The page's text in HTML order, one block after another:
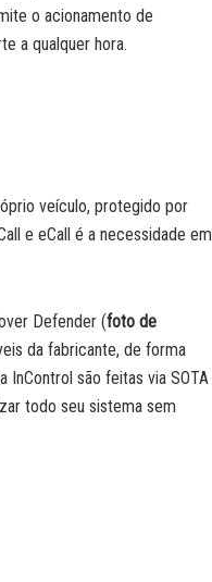
o acionamento de
a qualquer hora.
veículo, protegido por
e eCall é a necessidade em
Defender (foto de
da fabricante, de forma
InControl são feitas via SOTA
todo seu sistema sem